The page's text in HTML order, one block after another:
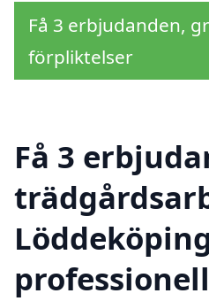
Få 3 erbjudanden,
förpliktelser
Få 3